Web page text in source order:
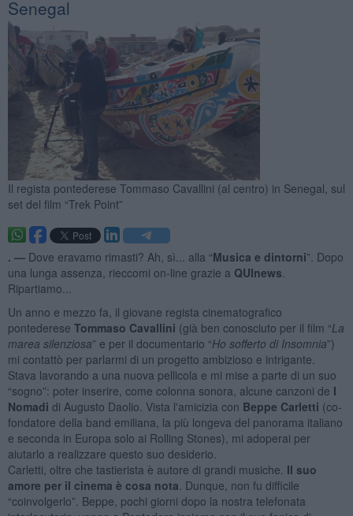
Senegal
Il regista pontederese Tommaso Cavallini (al centro) in Senegal, sul
set del film “Trek Point”
. — Dove eravamo rimasti? Ah, sì... alla “Musica e dintorni”. Dopo
una lunga assenza, rieccomi on-line grazie a QUInews
Ripartiamo...
Un anno e mezzo fa, il giovane regista cinematografico
pontederese Tommaso Cavallini (già ben conosciuto per il film “La
marea silenziosa” e per il documentario “Ho sofferto di Insomnia”)
mi contattò per parlarmi di un progetto ambizioso e intrigante.
Stava lavorando a una nuova pellicola e mi mise a parte di un suo
“sogno”: poter inserire, come colonna sonora, alcune canzoni de I
Nomadi di Augusto Daolio. Vista l'amicizia con Beppe Carletti (co-
fondatore della band emiliana, la più longeva del panorama italiano
e seconda in Europa solo ai Rolling Stones), mi adoperai per
aiutarlo a realizzare questo suo desiderio.
Carletti, oltre che tastierista è autore di grandi musiche. Il suo
amore per il cinema è cosa nota . Dunque, non fu difficile
“coinvolgerlo”. Beppe, pochi giorni dopo la nostra telefonata